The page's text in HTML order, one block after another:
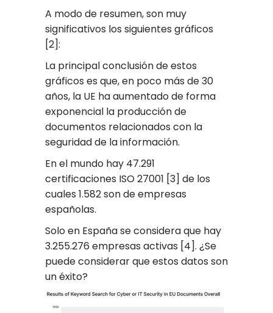
A modo de resumen, son muy
significativos los siguientes gráficos
[2]:
La principal conclusión de estos
gráficos es que, en poco más de 30
años, la UE ha aumentado de forma
exponencial la producción de
documentos relacionados con la
seguridad de la información.
En el mundo hay 47.291
certificaciones ISO 27001 [3] de los
cuales 1.582 son de empresas
españolas.
Solo en España se considera que hay
3.255.276 empresas activas [4]. ¿Se
puede considerar que estos datos son
un éxito?